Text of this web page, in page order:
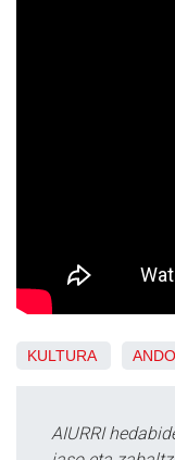
KULTURA
AIURRI